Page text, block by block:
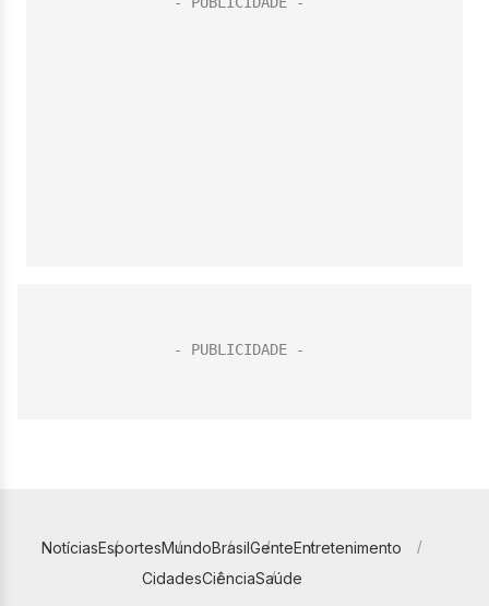
NotíciasEsportesMundoBrasilGenteEntretenimento
CidadesCiênciaSaúde